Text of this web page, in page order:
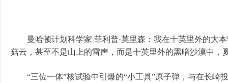
曼哈顿计划科学家 菲利普·莫里森：我在十英里外的大
菇云，甚至不是山上的雷声，而是十英里外的黑暗沙漠中，
“三位一体”核试验中引爆的“小工具”原子弹，与在长崎